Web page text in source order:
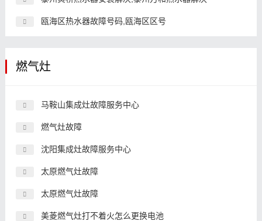
瓯海区热水器故障号码,瓯海区区号
燃气灶
马鞍山集成灶故障服务中心
燃气灶故障
沈阳集成灶故障服务中心
太原燃气灶故障
太原燃气灶故障
美菱燃气灶打不着火怎么更换电池